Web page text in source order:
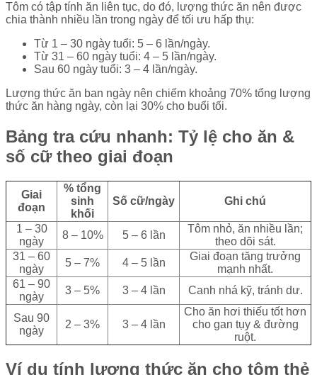
Tôm có tập tính ăn liên tục, do đó, lượng thức ăn nên được
chia thành nhiều lần trong ngày để tối ưu hấp thụ:
Từ 1 – 30 ngày tuổi: 5 – 6 lần/ngày.
Từ 31 – 60 ngày tuổi: 4 – 5 lần/ngày.
Sau 60 ngày tuổi: 3 – 4 lần/ngày.
Lượng thức ăn ban ngày nên chiếm khoảng 70% tổng lượng
thức ăn hàng ngày, còn lại 30% cho buổi tối.
Bảng tra cứu nhanh: Tỷ lệ cho ăn &
số cữ theo giai đoạn
Giai
đoạn
% tổng
sinh
khối
Số cữ/ngày Ghi chú
1 – 30
ngày
8 – 10% 5 – 6 lần
Tôm nhỏ, ăn nhiều lần;
theo dõi sát.
31 – 60
ngày
5 – 7% 4 – 5 lần
Giai đoạn tăng trưởng
mạnh nhất.
61 – 90
ngày
3 – 5% 3 – 4 lần Canh nhá kỹ, tránh dư.
Sau 90
ngày
2 – 3% 3 – 4 lần
Cho ăn hơi thiếu tốt hơn
cho gan tụy & đường
ruột.
Ví dụ tính lượng thức ăn cho tôm thẻ